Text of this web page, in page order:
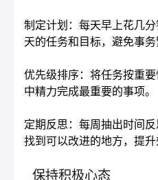
制定计划：每天早上花几
天的任务和目标，避免事务
优先级排序：将任务按重
中精力完成最重要的事项。
定期反思：每周抽出时间反
找到可以改进的地方，提升
保持积极心态